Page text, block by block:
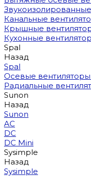
Канальные
Крышные
Кухонные
Spal
Назад
Spal
Осевые вентиляторы
Радиальные
Sunon
Назад
Sunon
AC
DC
DC Mini
Sysimple
Назад
Sysimple